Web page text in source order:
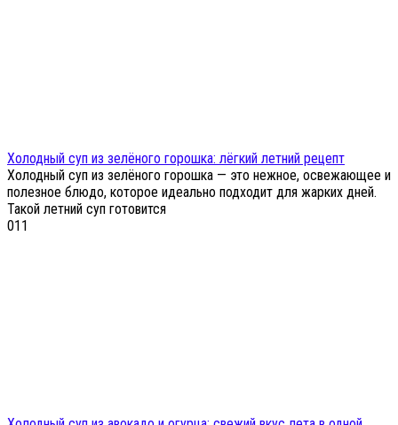
Холодный суп из зелёного горошка: лёгкий летний рецепт
Холодный суп из зелёного горошка — это нежное, освежающее и
полезное блюдо, которое идеально подходит для жарких дней.
Такой летний суп готовится
011